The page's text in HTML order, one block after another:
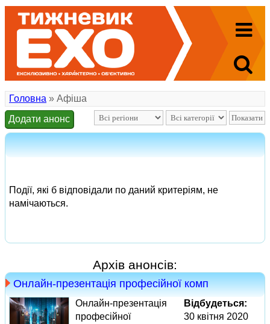
Головна » Афіша
Додати анонс
Події, які б відповідали по даний критеріям, не
намічаються.
Архів анонсів:
Онлайн-презентація професійної комп
Онлайн-презентація
професійної
Відбудеться:
30 квітня 2020